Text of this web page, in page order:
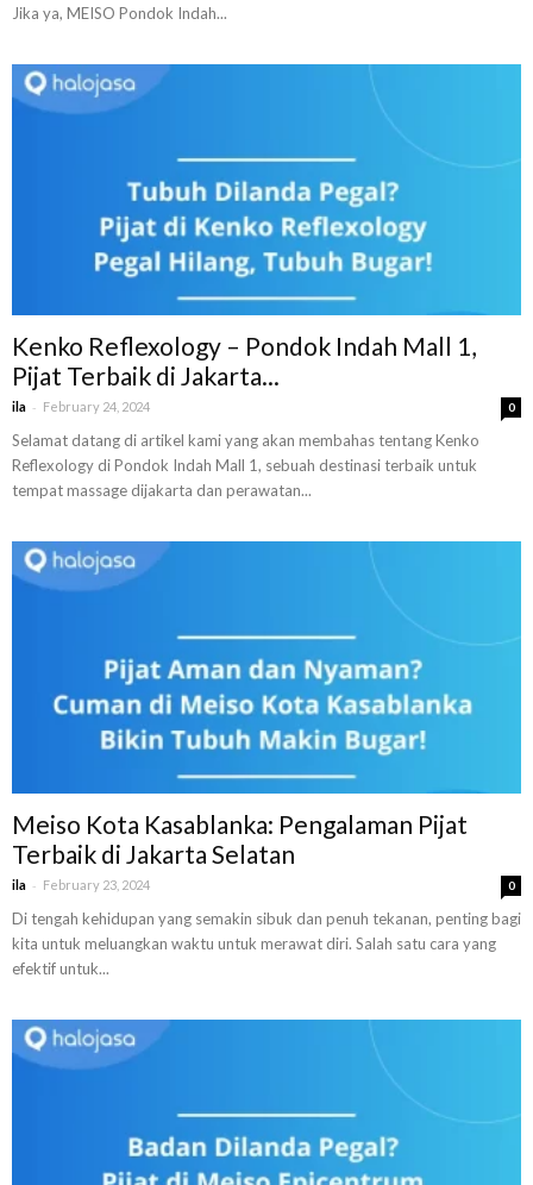
Jika ya, MEISO Pondok Indah...
Kenko Reflexology – Pondok Indah Mall 1,
Pijat Terbaik di Jakarta...
ila - February 24, 2024 0
Selamat datang di artikel kami yang akan membahas tentang Kenko
Reflexology di Pondok Indah Mall 1, sebuah destinasi terbaik untuk
tempat massage dijakarta dan perawatan...
Meiso Kota Kasablanka: Pengalaman Pijat
Terbaik di Jakarta Selatan
ila - February 23, 2024 0
Di tengah kehidupan yang semakin sibuk dan penuh tekanan, penting bagi
kita untuk meluangkan waktu untuk merawat diri. Salah satu cara yang
efektif untuk...